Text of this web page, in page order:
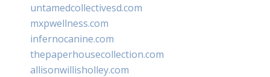
untamedcollectivesd.com
mxpwellness.com
infernocanine.com
thepaperhousecollection.com
allisonwillisholley.com